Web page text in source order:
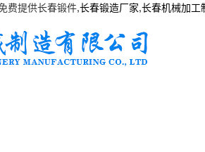
费提供长春锻件,长春锻造厂家,长春机械加工